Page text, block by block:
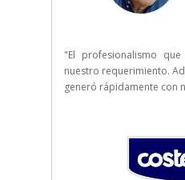
"El profesionalismo
nuestro requerimiento.
generó rápidamente con